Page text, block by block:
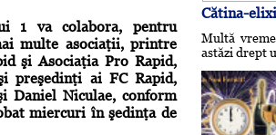
1 va colabora, pentru
multe asociaţii, printre
şi Asociaţia Pro Rapid,
preşedinţi ai FC Rapid,
Daniel Niculae, conform
miercuri în şedinţa de
Cătina-
Multă
astăzi drept